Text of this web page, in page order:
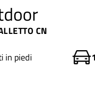
CN
in piedi